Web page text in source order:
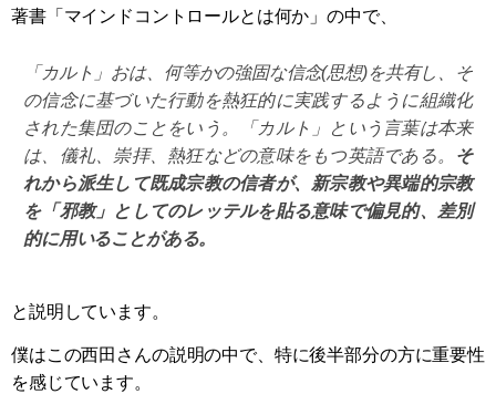
著書「マインドコントロールとは何か」の中で、
「カルト」おは、何等かの強固な信念(思想)を共有し、そ
の信念に基づいた行動を熱狂的に実践するように組織化
された集団のことをいう。「カルト」という言葉は本来
は、儀礼、崇拝、熱狂などの意味をもつ英語である。
そ
れから派生して既成宗教の信者が、新宗教や異端的宗教
を「邪教」としてのレッテルを貼る意味で偏見的、差別
的に用いることがある。
と説明しています。
僕はこの西田さんの説明の中で、特に後半部分の方に重要性
を感じています。